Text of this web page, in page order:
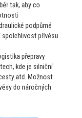
tak, aby co
podpůrné
spolehlivost přívěsu
přepravy
kde je silniční
atd. Možnost
do náročných